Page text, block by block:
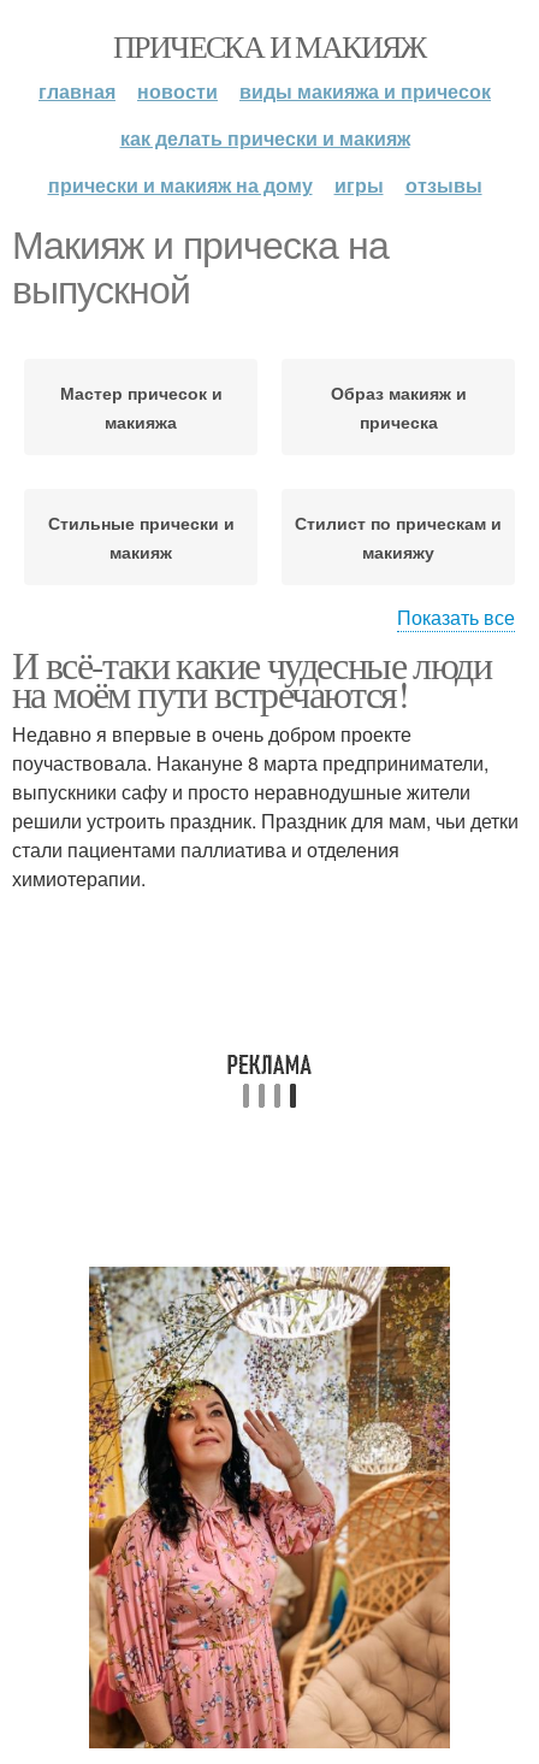
ПРИЧЕСКА И МАКИЯЖ
главная новости
виды макияжа и причесок
как делать прически и макияж
прически и макияж на дому
игры отзывы
Макияж и прическа на
выпускной
Мастер причесок и
макияжа
Образ макияж и
прическа
Стильные прически и
макияж
Стилист по прическам и
макияжу
Сделать макияж
прическу
макияж прическа
Свадебные прически и
макияж
Вечерние прически и
макияж
Показать все
И всё-таки какие чудесные люди
на моём пути встречаются!
Недавно я впервые в очень добром проекте
поучаствовала. Накануне 8 марта предприниматели,
выпускники сафу и просто неравнодушные жители
решили устроить праздник. Праздник для мам, чьи детки
стали пациентами паллиатива и отделения
химиотерапии.